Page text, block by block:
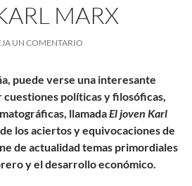
MARX
UN COMENTARIO
puede verse una interesante
cuestiones políticas y filosóficas,
llamadaEl joven Karl
los aciertos y equivocaciones de
de actualidad temas primordiales
y el desarrollo económico.
Marx